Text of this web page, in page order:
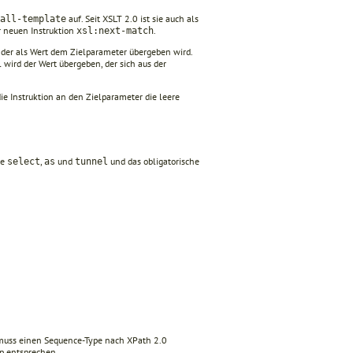
template auf. Seit XSLT 2.0 ist sie auch als
neuen Instruktion xsl:next-match
als Wert dem Zielparameter übergeben wird.
der Wert übergeben, der sich aus der
Instruktion an den Zielparameter die leere
select as und tunnel und das obligatorische
einen Sequence-Type nach XPath 2.0